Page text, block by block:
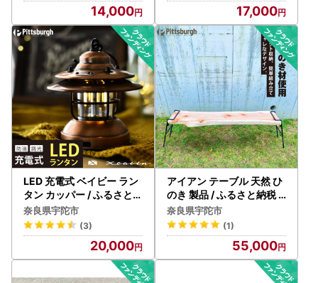
ブ 母の日 女子力 美容男子
奈良 宇陀 送料無料
14,000
ケア 化粧品 奈良県 宇陀市
ふるさと納税
17,000
LED 充電式 ベイビー ラン
タン カッパー / ふるさと納
税 照明 BABY 器具 キャン
プ USB 防滴 調光 災害 停
電 台風 防災 メタル ピッツ
バーグ アウトドア スチー
ル ワークス 送料無料
奈良県宇陀市
(3)
20,000
アイアン テーブル 天然 ひ
のき 製品 / ふるさと納税
キャンプ 桧 檜 BBQ バーベ
キュー 用具 炭火 無水鍋 ピ
ッツバーグ アウトドア ス
チール ワークス 焼肉 ステ
ーキ 鉄板焼 送料無料
奈良県宇陀市
(1)
55,000